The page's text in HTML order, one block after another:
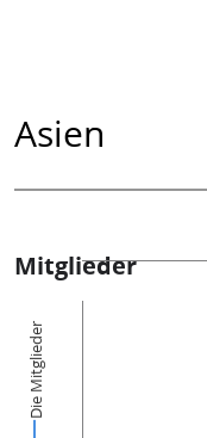
Asien
Mitglieder
Die Mitglieder